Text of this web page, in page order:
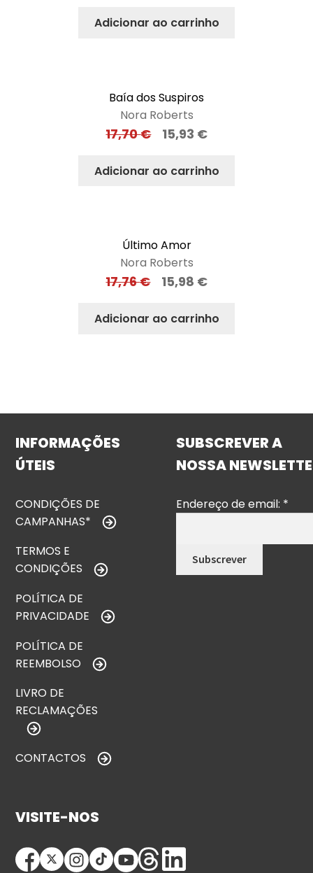
Adicionar ao carrinho
Baía dos Suspiros
Nora Roberts
17,70€ 15,93 €
Adicionar ao carrinho
Último Amor
Nora Roberts
17,76€ 15,98 €
Adicionar ao carrinho
INFORMAÇÕES
ÚTEIS
CONDIÇÕES DE
CAMPANHAS*
TERMOS E
CONDIÇÕES
POLÍTICA DE
PRIVACIDADE
POLÍTICA DE
REEMBOLSO
LIVRO DE
RECLAMAÇÕES
CONTACTOS
SUBSCREVER A
NOSSA
Endereço de email: *
VISITE-NOS